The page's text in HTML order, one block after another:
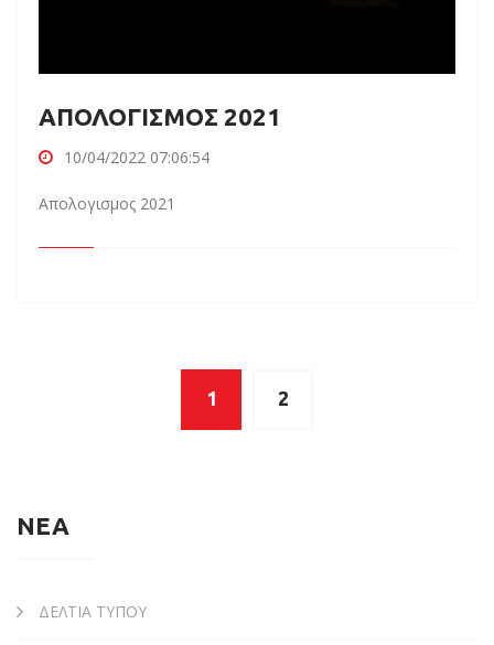
ΑΠΟΛΟΓΙΣΜΟΣ 2021
10/04/2022 07:06:54
Απολογισμος 2021
1 2
ΝΕΑ
ΔΕΛΤΙΑ ΤΥΠΟΥ